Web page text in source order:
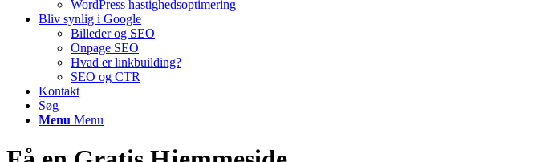
WordPress hastighedsoptimering
Bliv synlig i Google
Billeder og SEO
Onpage SEO
Hvad er linkbuilding?
SEO og CTR
Kontakt
Søg
Menu Menu